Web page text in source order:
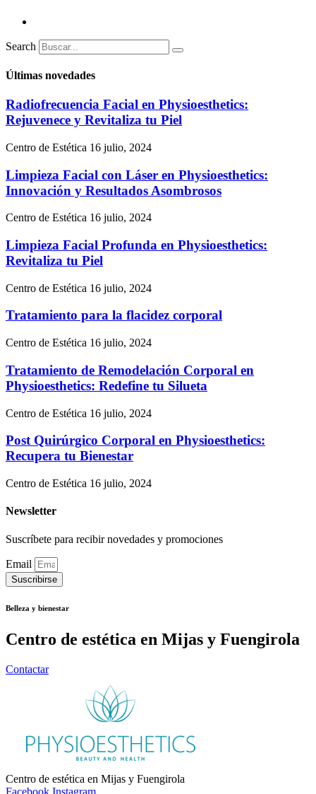
Search
Últimas novedades
Radiofrecuencia Facial en Physioesthetics:
Rejuvenece y Revitaliza tu Piel
Centro de Estética 16 julio, 2024
Limpieza Facial con Láser en Physioesthetics:
Innovación y Resultados Asombrosos
Centro de Estética 16 julio, 2024
Limpieza Facial Profunda en Physioesthetics:
Revitaliza tu Piel
Centro de Estética 16 julio, 2024
Tratamiento para la flacidez corporal
Centro de Estética 16 julio, 2024
Tratamiento de Remodelación Corporal en
Physioesthetics: Redefine tu Silueta
Centro de Estética 16 julio, 2024
Post Quirúrgico Corporal en Physioesthetics:
Recupera tu Bienestar
Centro de Estética 16 julio, 2024
Newsletter
Suscríbete para recibir novedades y promociones
Email
Suscribirse
Belleza y bienestar
Centro de estética en Mijas y Fuengirola
Contactar
Centro de estética en Mijas y Fuengirola